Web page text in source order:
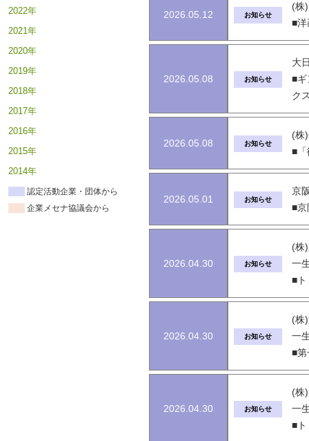
2022年
2021年
2020年
2019年
2018年
2017年
2016年
2015年
2014年
認定活動企業・団体から
企業メセナ協議会から
2026.05.12 お知らせ
(株
■洋
2026.05.08 お知らせ
大
■ギ
ク
2026.05.08 お知らせ
(株
■
2026.05.01 お知らせ
京
■京
2026.04.30 お知らせ
(株
一
■
2026.04.30 お知らせ
(株
一
■第
2026.04.30 お知らせ
(株
一
■